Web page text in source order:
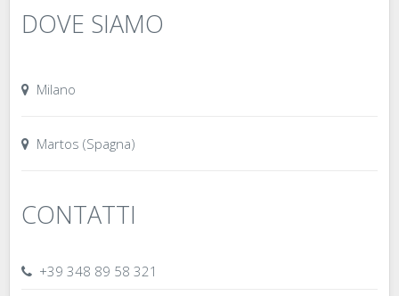
DOVE SIAMO
Milano
Martos (Spagna)
CONTATTI
+39 348 89 58 321